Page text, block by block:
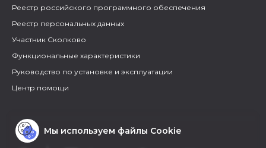
Реестр российского программного обеспечения
Реестр персональных данных
Участник Сколково
Функциональные характеристики
Руководство по установке и эксплуатации
Центр помощи
Мы используем файлы Cookie